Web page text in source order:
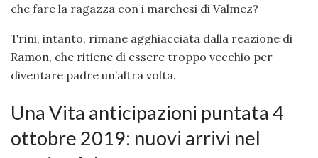
che fare la ragazza con i marchesi di Valmez?
Trini, intanto, rimane agghiacciata dalla reazione di
Ramon, che ritiene di essere troppo vecchio per
diventare padre un’altra volta.
Una Vita anticipazioni puntata 4
ottobre 2019: nuovi arrivi nel